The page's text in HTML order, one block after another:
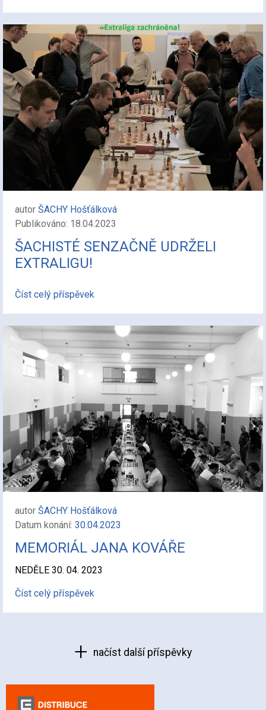
autor ŠACHY Hošťálková
Publikováno: 18.04.2023
ŠACHISTÉ SENZAČNĚ UDRŽELI
EXTRALIGU!
Číst celý příspěvek
autor ŠACHY Hošťálková
Datum konání: 30.04.2023
MEMORIÁL JANA KOVÁŘE
NEDĚLE 30. 04. 2023
Číst celý příspěvek
načíst další příspěvky